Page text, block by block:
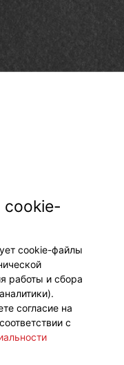
cookie-файлы
работы и сбора
согласие на
с